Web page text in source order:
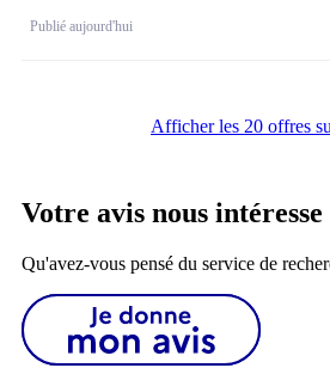
Publié aujourd'hui
Afficher les 20 offres
Votre avis nous intéresse
Qu'avez-vous pensé du service de